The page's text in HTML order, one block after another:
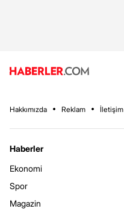
Hakkımızda Reklam İletişim
Haberler
Ekonomi
Spor
Magazin